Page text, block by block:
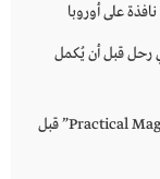
رحل قبل أن يُكمل
ساندرا بولوك ونيكول كيدمان تفاجئان جمهور “Practical Magic” قبل